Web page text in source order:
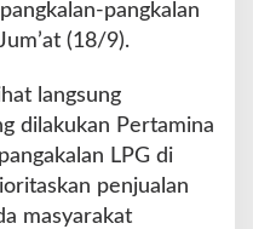
pangkalan
(18/9).
langsung
dilakukan Pertamina
LPG di
penjualan
masyarakat